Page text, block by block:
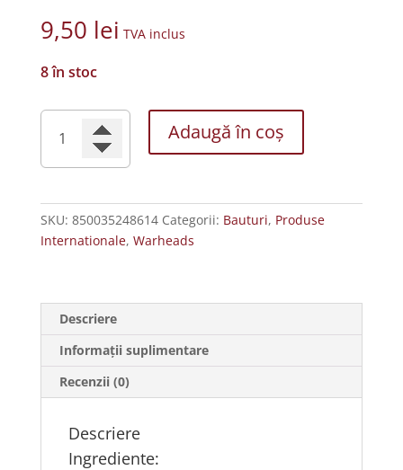
9,50 lei TVA inclus
8 în stoc
Cantitate
Warheads
Bomboane
Watermelon
Soda
355ml
Adaugă în coș
SKU: 850035248614 Categorii: Bauturi, Produse
Internationale, Warheads
Descriere
Informații suplimentare
Recenzii (0)
Descriere
Ingrediente: